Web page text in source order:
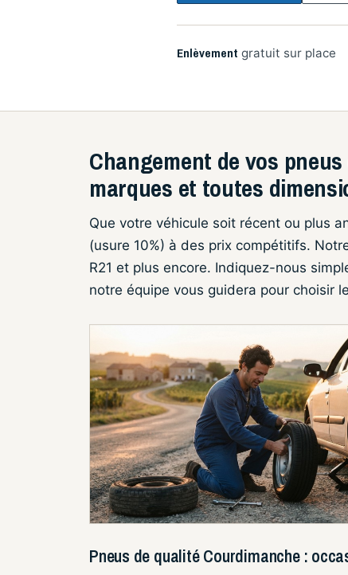
Enlèvement gratuit sur place
Changement de vos
marques et toutes
Que votre véhicule soit récent ou plus
(usure 10%) à des prix compétitifs.
R21 et plus encore. Indiquez-nous
notre équipe vous guidera pour choisir
Pneus de qualité Courdimanche :